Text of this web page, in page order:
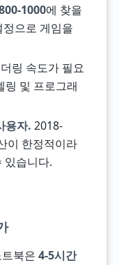
1000에 찾을
으로 게임을
링 속도가 필요
링 및 프로그래
용자. 2018-
이 한정적이라
있습니다.
북은 4-5시간